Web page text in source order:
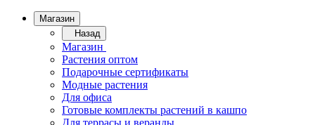
Магазин
Назад
Магазин
Растения оптом
Подарочные сертификаты
Модные растения
Для офиса
Готовые комплекты растений в кашпо
Для террасы и веранды